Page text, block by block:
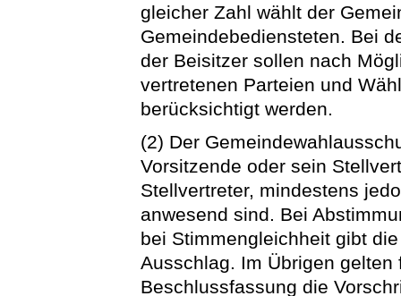
gleicher Zahl wählt der
Gemeindebediensteten. Bei
der Beisitzer sollen nach
vertretenen Parteien und
berücksichtigt werden.
(2) Der
Vorsitzende oder sein
Stellvertreter, mindestens
anwesend sind. Bei
bei Stimmengleichheit gibt
Ausschlag. Im Übrigen
Beschlussfassung die